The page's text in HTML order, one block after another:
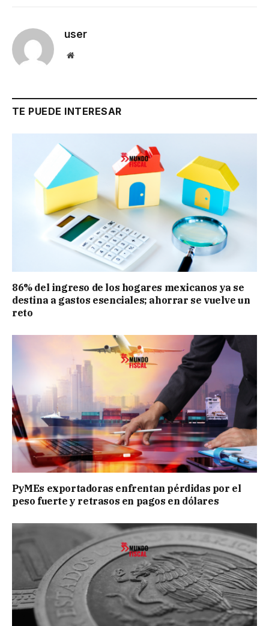
user
Website
TE PUEDE INTERESAR
86% del ingreso de los hogares mexicanos ya se
destina a gastos esenciales; ahorrar se vuelve un
reto
PyMEs exportadoras enfrentan pérdidas por el
peso fuerte y retrasos en pagos en dólares